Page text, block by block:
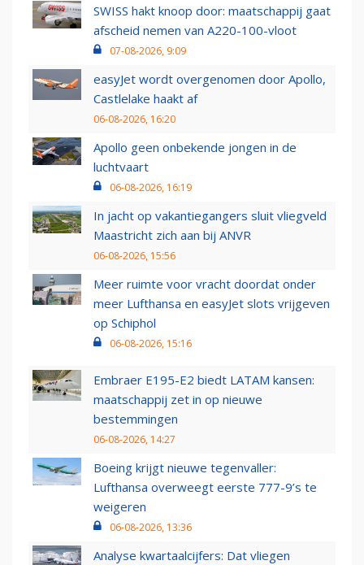
SWISS hakt knoop door: maatschappij gaat
afscheid nemen van A220-100-vloot
07-08-2026, 9:09
easyJet wordt overgenomen door Apollo,
Castlelake haakt af
06-08-2026, 16:20
Apollo geen onbekende jongen in de
luchtvaart
06-08-2026, 16:19
In jacht op vakantiegangers sluit vliegveld
Maastricht zich aan bij ANVR
06-08-2026, 15:56
Meer ruimte voor vracht doordat onder
meer Lufthansa en easyJet slots vrijgeven
op Schiphol
06-08-2026, 15:16
Embraer E195-E2 biedt LATAM kansen:
maatschappij zet in op nieuwe
bestemmingen
06-08-2026, 14:27
Boeing krijgt nieuwe tegenvaller:
Lufthansa overweegt eerste 777-9’s te
weigeren
06-08-2026, 13:36
Analyse kwartaalcijfers: Dat vliegen